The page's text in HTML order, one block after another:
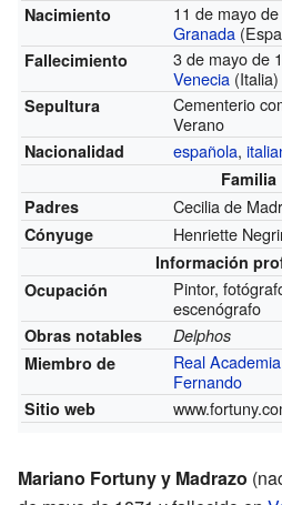
Nacimiento
11 de mayo de
Granada
Fallecimiento
3 de mayo de
Venecia (Italia)
Sepultura
Cementerio
Verano
Nacionalidad española,
Familia
Padres
Cecilia de
Cónyuge Henriette
Información
Ocupación
Pintor,
escenógrafo
Obras notables
Delphos
Miembro de
Real
Fernando
Sitio web
Mariano Fortuny y Madrazo